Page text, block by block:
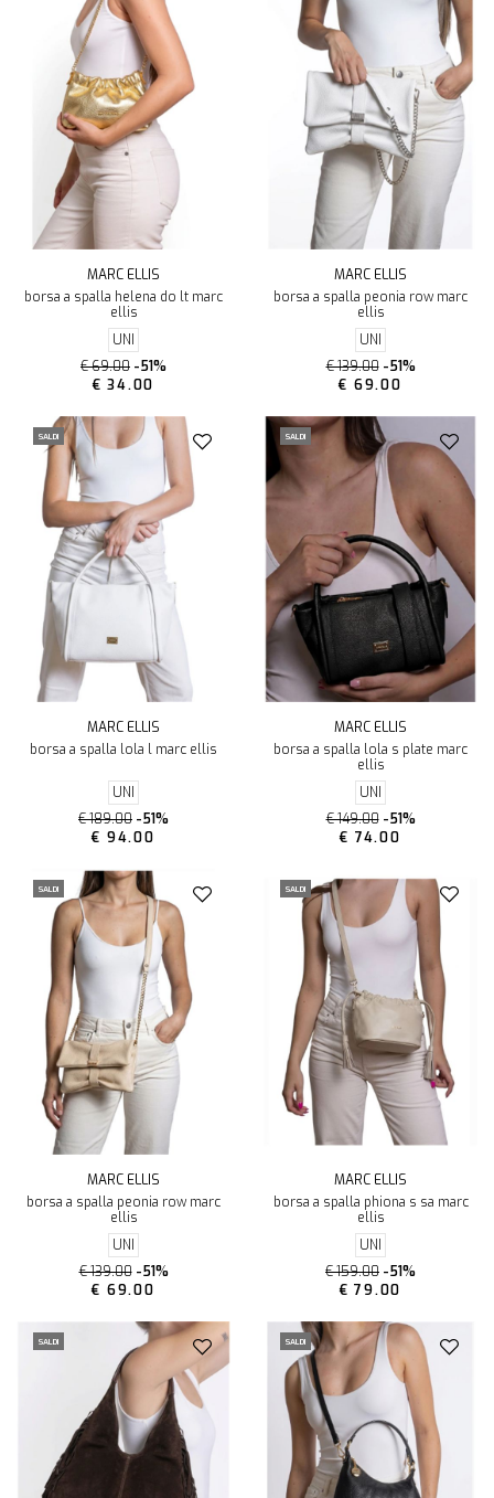
MARC ELLIS
borsa a spalla helena do lt marc
ellis
UNI
€ 69.00 -51%
€ 34.00
MARC ELLIS
borsa a spalla peonia row marc
ellis
UNI
€ 139.00 -51%
€ 69.00
SALDI
MARC ELLIS
borsa a spalla lola l marc ellis
UNI
€ 189.00 -51%
€ 94.00
SALDI
MARC ELLIS
borsa a spalla lola s plate marc
ellis
UNI
€ 149.00 -51%
€ 74.00
SALDI
MARC ELLIS
borsa a spalla peonia row marc
ellis
UNI
€ 139.00 -51%
€ 69.00
SALDI
MARC ELLIS
borsa a spalla phiona s sa marc
ellis
UNI
€ 159.00 -51%
€ 79.00
SALDI SALDI